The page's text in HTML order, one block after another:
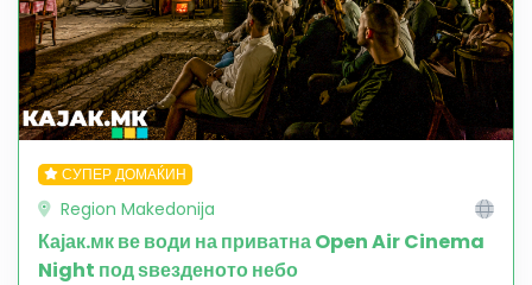
СУПЕР ДОМАЌИН
Region Makedonija
Кајак.мк ве води на приватна Open Air Cinema
Night под ѕвезденото небо